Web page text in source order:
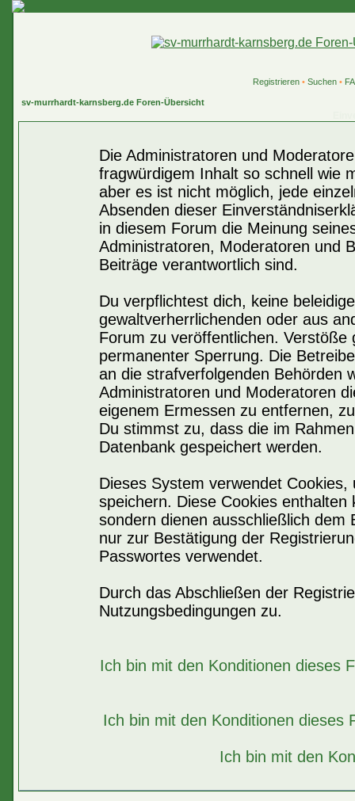
Registrieren• Suchen•
sv-murrhardt-karnsberg.de Foren-Übersicht
Die Administratoren und
fragwürdigem Inhalt so schnell wie
aber es ist nicht möglich, jede
Absenden dieser
in diesem Forum die Meinung
Administratoren, Moderatoren und
Beiträge verantwortlich sind.
Du verpflichtest dich, keine
gewaltverherrlichenden oder aus
Forum zu veröffentlichen.
permanenter Sperrung. Die
an die strafverfolgenden Behörden
Administratoren und Moderatoren
eigenem Ermessen zu entfernen,
Du stimmst zu, dass die im
Datenbank gespeichert werden.
Dieses System verwendet
speichern. Diese Cookies
sondern dienen ausschließlich dem
nur zur Bestätigung der
Passwortes verwendet.
Durch das Abschließen der
Nutzungsbedingungen zu.
Ich bin mit den Konditionen dieses
Ich bin mit den Konditionen dieses
Ich bin mit den